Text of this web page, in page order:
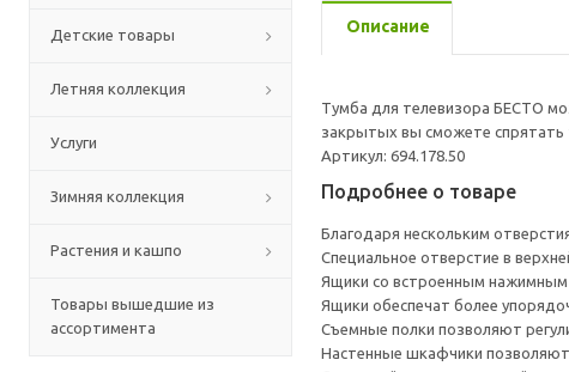
Детские товары
Летняя коллекция
Услуги
Зимняя коллекция
Растения и кашпо
Товары вышедшие из
ассортимента
Описание
Тумба для телевизора БЕСТО
закрытых вы сможете спрятать
Артикул: 694.178.50
Подробнее о товаре
Благодаря нескольким
Специальное отверстие в
Ящики со встроенным
Ящики обеспечат более
Съемные полки позволяют
Настенные шкафчики